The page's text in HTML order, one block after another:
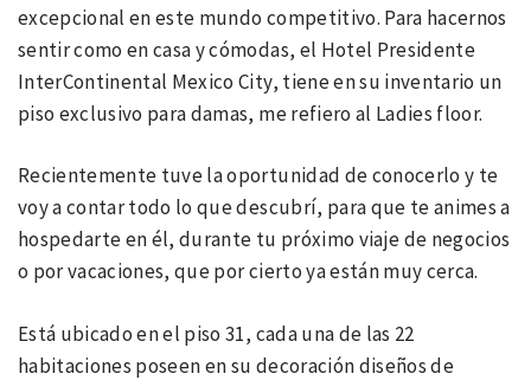
excepcional en este mundo competitivo. Para hacernos
sentir como en casa y cómodas, el Hotel Presidente
InterContinental Mexico City, tiene en su inventario un
piso exclusivo para damas, me refiero al Ladies floor.
Recientemente tuve la oportunidad de conocerlo y te
voy a contar todo lo que descubrí, para que te animes a
hospedarte en él, durante tu próximo viaje de negocios
o por vacaciones, que por cierto ya están muy cerca.
Está ubicado en el piso 31, cada una de las 22
habitaciones poseen en su decoración diseños de